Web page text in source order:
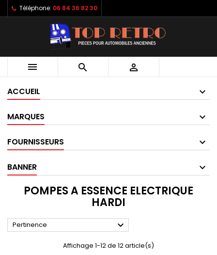
Téléphone: 06 84 36 82 30
  
ACCUEIL
MARQUES
FOURNISSEURS
BANNER
POMPES A ESSENCE ELECTRIQUE
HARDI
Pertinence 
Affichage 1-12 de 12 article(s)